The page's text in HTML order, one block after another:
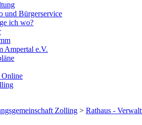
und Bürgerservice
ich wo?
Ampertal e.V.
Online
Zolling > Rathaus -